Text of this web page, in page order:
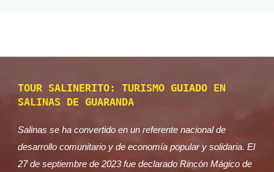
TOUR SALINERITO: TURISMO GUIADO EN
SALINAS DE GUARANDA
Salinas se ha convertido en un referente nacional de
desarrollo comunitario y de economía popular y solidaria. El
27 de septiembre de 2023 fue declarado Rincón Mágico de